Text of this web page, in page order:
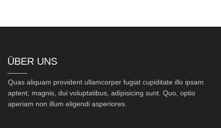
ÜBER UNS
Quas aliquam provident ullamcorper fugiat cupiditate illo ipsam
aptent, magnis, dui voluptatibus, adipisicing sunt. Quo, optio
aperiam non illum eligendi asperiores.